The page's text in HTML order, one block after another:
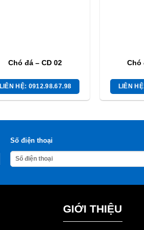
Chó đá – CD 02
LIÊN HỆ: 0912.98.67.98
Chó
LIÊN
Số điện thoại
GIỚI THIỆU